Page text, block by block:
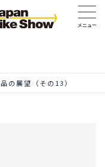
の展望（その13）